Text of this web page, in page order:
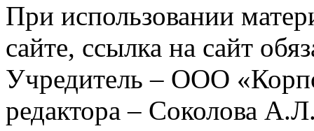
При использовании
сайте, ссылка на сайт
Учредитель – ООО
редактора – Соколова